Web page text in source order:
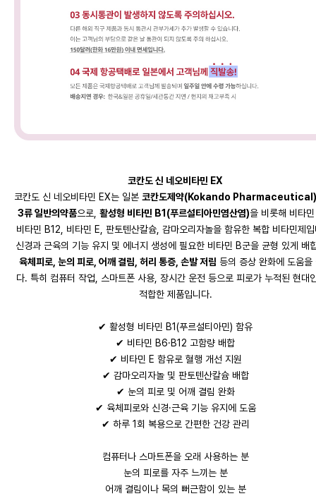
코칸도 신 네오비타민 EX
코칸도 신 네오비타민 EX는 일본 코칸도제약(Kokando Pharmaceutical)​
3류 일반의약품으로, 활성형 비타민 B1(푸르설티아민염산염)​을 비롯해 비타
비타민 B12, 비타민 E, 판토텐산칼슘, 감마오리자놀을 함유한 복합 비타민제
신경과 근육의 기능 유지 및 에너지 생성에 필요한 비타민 B군을 균형 있게 배
육체피로, 눈의 피로, 어깨 결림, 허리 통증, 손발 저림 등의 증상 완화에 도움을
다. 특히 컴퓨터 작업, 스마트폰 사용, 장시간 운전 등으로 피로가 누적된 현대
적합한 제품입니다.
✔ 활성형 비타민 B1(푸르설티아민) 함유
✔ 비타민 B6·B12 고함량 배합
✔ 비타민 E 함유로 혈행 개선 지원
✔ 감마오리자놀 및 판토텐산칼슘 배합
✔ 눈의 피로 및 어깨 결림 완화
✔ 육체피로와 신경·근육 기능 유지에 도움
✔ 하루 1회 복용으로 간편한 건강 관리
컴퓨터나 스마트폰을 오래 사용하는 분
눈의 피로를 자주 느끼는 분
어깨 결림이나 목의 뻐근함이 있는 분